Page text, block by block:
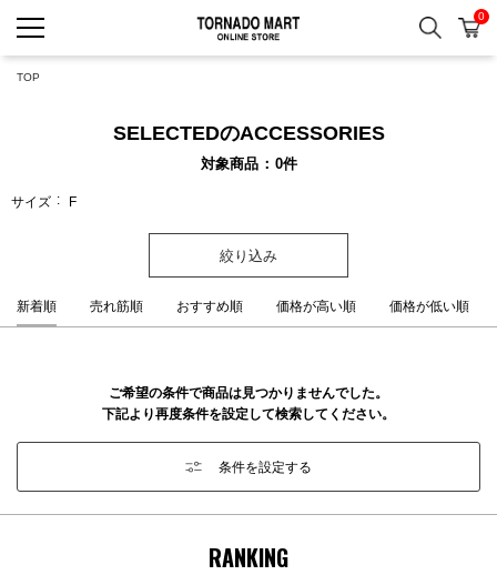
検索 カ
0
TOP
SELECTEDのACCESSORIES
対象商品 0件
サイズ F
絞り込み
新着順 売れ筋順 おすすめ順 価格が高い順 価格が低い順
ご希望の条件で商品は見つかりませんでした。
下記より再度条件を設定して検索してください。
条件を設定する
RANKING